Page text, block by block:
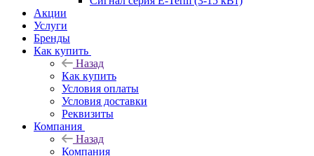
Акции
Услуги
Бренды
Как купить
Назад
Как купить
Условия оплаты
Условия доставки
Реквизиты
Компания
Назад
Компания